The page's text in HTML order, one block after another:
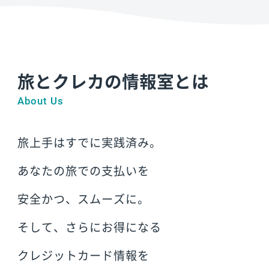
旅とクレカの情報室とは
About Us
旅上手はすでに実践済み。
あなたの旅での支払いを
安全かつ、スムーズに。
そして、さらにお得になる
クレジットカード情報を